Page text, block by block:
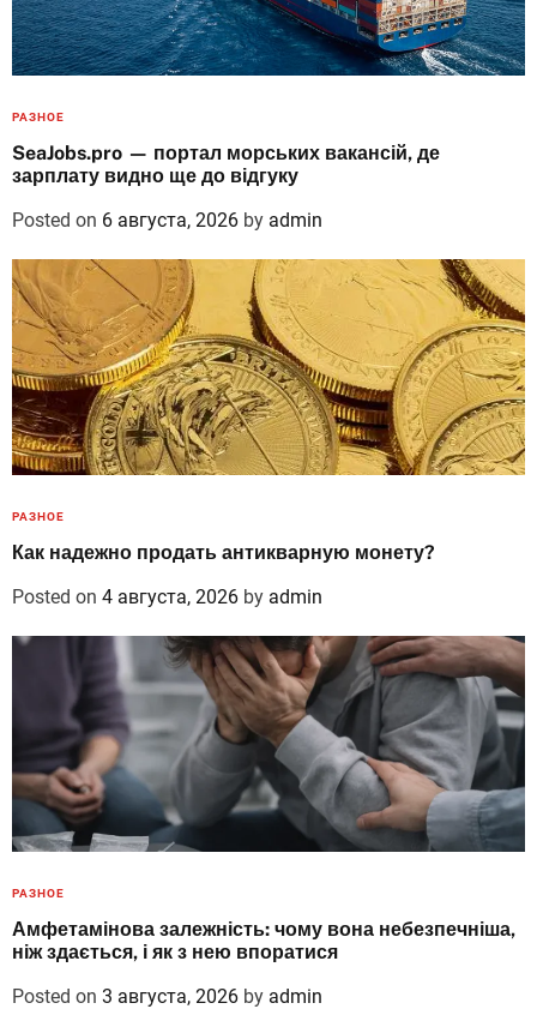
РАЗНОЕ
SeaJobs.pro — портал морських вакансій, де
зарплату видно ще до відгуку
Posted on 6 августа, 2026 by admin
РАЗНОЕ
Как надежно продать антикварную монету?
Posted on 4 августа, 2026 by admin
РАЗНОЕ
Амфетамінова залежність: чому вона небезпечніша,
ніж здається, і як з нею впоратися
Posted on 3 августа, 2026 by admin